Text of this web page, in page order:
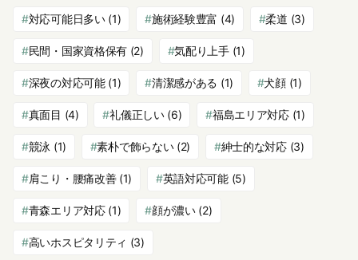
対応可能日多い(1) 施術経験豊富 (4) 柔道 (3)
民間・国家資格保有 (2) 気配り上手(1)
深夜の対応可能(1) 清潔感がある (1) 犬顔(1)
真面目 (4) 礼儀正しい(6) 福島エリア対応(1)
競泳 (1) 素朴で飾らない(2) 紳士的な対応(3)
肩こり・腰痛改善(1) 英語対応可能(5)
青森エリア対応(1) 顔が濃い(2)
高いホスピタリティ (3)